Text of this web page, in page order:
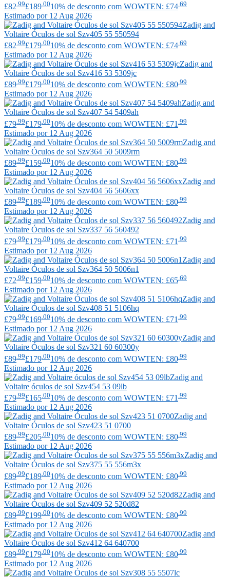
£82 .99£189 .0010% de desconto com WOWTEN: £74 .69
Estimado por 12 Aug 2026
Zadig and
Voltaire Óculos de sol Szv405 55 550594
£82 .99£179 .0010% de desconto com WOWTEN: £74 .69
Estimado por 12 Aug 2026
Zadig and
Voltaire Óculos de sol Szv416 53 5309jc
£89 .99£179 .0010% de desconto com WOWTEN: £80 .99
Estimado por 12 Aug 2026
Zadig and
Voltaire Óculos de sol Szv407 54 5409ah
£79 .99£179 .0010% de desconto com WOWTEN: £71 .99
Estimado por 12 Aug 2026
Zadig and
Voltaire Óculos de sol Szv364 50 5009rm
£89 .99£159 .0010% de desconto com WOWTEN: £80 .99
Estimado por 12 Aug 2026
Zadig and
Voltaire Óculos de sol Szv404 56 5606xx
£89 .99£189 .0010% de desconto com WOWTEN: £80 .99
Estimado por 12 Aug 2026
Zadig and
Voltaire Óculos de sol Szv337 56 560492
£79 .99£179 .0010% de desconto com WOWTEN: £71 .99
Estimado por 12 Aug 2026
Zadig and
Voltaire Óculos de sol Szv364 50 5006n1
£72 .99£159 .0010% de desconto com WOWTEN: £65 .69
Estimado por 12 Aug 2026
Zadig and
Voltaire Óculos de sol Szv408 51 5106hq
£79 .99£169 .0010% de desconto com WOWTEN: £71 .99
Estimado por 12 Aug 2026
Zadig and
Voltaire Óculos de sol Szv321 60 60300y
£89 .99£179 .0010% de desconto com WOWTEN: £80 .99
Estimado por 12 Aug 2026
Zadig and
Voltaire óculos de sol Szv454 53 09lb
£79 .99£165 .0010% de desconto com WOWTEN: £71 .99
Estimado por 12 Aug 2026
Zadig and
Voltaire Óculos de sol Szv423 51 0700
£89 .99£205 .0010% de desconto com WOWTEN: £80 .99
Estimado por 12 Aug 2026
Zadig and
Voltaire Óculos de sol Szv375 55 556m3x
£89 .99£189 .0010% de desconto com WOWTEN: £80 .99
Estimado por 12 Aug 2026
Zadig and
Voltaire Óculos de sol Szv409 52 520d82
£89 .99£199 .0010% de desconto com WOWTEN: £80 .99
Estimado por 12 Aug 2026
Zadig and
Voltaire Óculos de sol Szv412 64 640700
£89 .99£179 .0010% de desconto com WOWTEN: £80 .99
Estimado por 12 Aug 2026